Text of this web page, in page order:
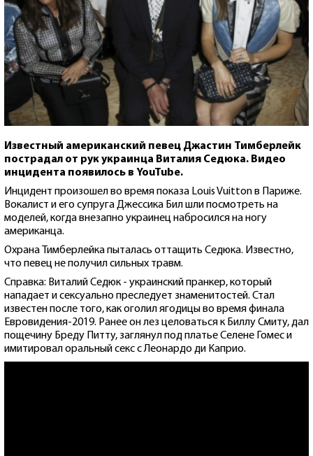
Известный американский певец Джастин Тимберлейк
пострадал от рук украинца Виталия Седюка. Видео
инцидента появилось в YouTube.
Инцидент произошел во время показа Louis Vuitton в Париже.
Вокалист и его супруга Джессика Бил шли посмотреть на
моделей, когда внезапно украинец набросился на ногу
американца.
Охрана Тимберлейка пыталась оттащить Седюка. Известно,
что певец не получил сильных травм.
Справка: Виталий Седюк - украинский пранкер, который
нападает и сексуально преследует знаменитостей. Стал
известен после того, как оголил ягодицы во время финала
Евровидения-2019. Ранее он лез целоваться к Биллу Смиту, дал
пощечину Бреду Питту, заглянул под платье Селене Гомес и
имитировал оральный секс с Леонардо ди Каприо.